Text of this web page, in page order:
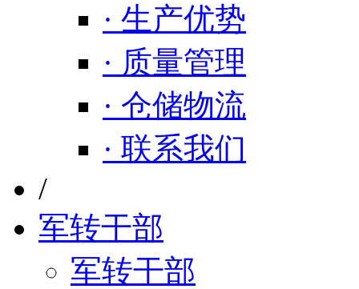
· 生产优势
· 质量管理
· 仓储物流
· 联系我们
/
军转干部
军转干部